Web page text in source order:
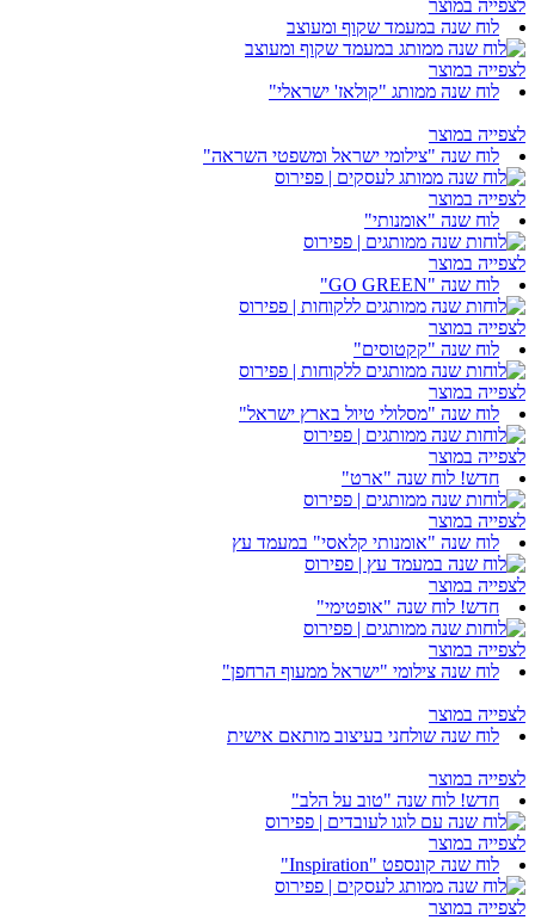
לצפייה במוצר
לוח שנה במעמד שקוף ומעוצב
לצפייה במוצר
לוח שנה ממותג "קולאז' ישראלי"
לצפייה במוצר
לוח שנה "צילומי ישראל ומשפטי השראה"
לצפייה במוצר
לוח שנה "אומנותי"
לצפייה במוצר
לוח שנה "GO GREEN"
לצפייה במוצר
לוח שנה "קקטוסים"
לצפייה במוצר
לוח שנה "מסלולי טיול בארץ ישראל"
לצפייה במוצר
חדש! לוח שנה "ארט"
לצפייה במוצר
לוח שנה "אומנותי קלאסי" במעמד עץ
לצפייה במוצר
חדש! לוח שנה "אופטימי"
לצפייה במוצר
לוח שנה צילומי "ישראל ממעוף הרחפן"
לצפייה במוצר
לוח שנה שולחני בעיצוב מותאם אישית
לצפייה במוצר
חדש! לוח שנה "טוב על הלב"
לצפייה במוצר
לוח שנה קונספט "Inspiration"
לצפייה במוצר